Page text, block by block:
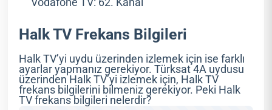
Halk TV Frekans Bilgileri
Halk TV’yi uydu üzerinden izlemek için ise farklı
ayarlar yapmanız gerekiyor. Türksat 4A uydusu
üzerinden Halk TV’yi izlemek için, Halk TV
frekans bilgilerini bilmeniz gerekiyor. Peki Halk
TV frekans bilgileri nelerdir?